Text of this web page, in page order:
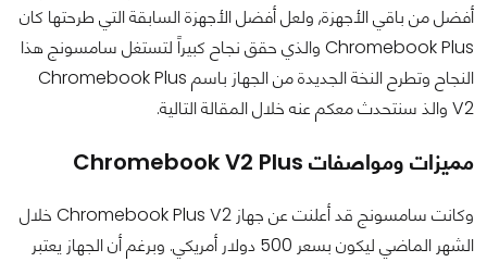
أفضل من باقي الأجهزة, ولعل أفضل الأجهزة السابقة التي طرحتها كان
Chromebook Plus والذي حقق نجاح كبيراً لتستغل سامسونج هذا
النجاح وتطرح النخة الجديدة من الجهاز باسم Chromebook Plus
V2 والذ سنتحدث معكم عنه خلال المقالة التالية.
مميزات ومواصفات Chromebook V2 Plus
وكانت سامسونج قد أعلنت عن جهاز Chromebook Plus V2 خلال
الشهر الماضي ليكون بسعر 500 دولار أمريكي. وبرغم أن الجهاز يعتبر